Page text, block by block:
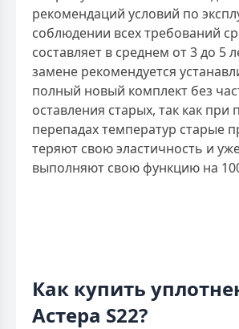
рекомендаций условий по
соблюдении всех требований
составляет в среднем от 3 до 5
замене рекомендуется
полный новый комплект без
оставления старых, так как при
перепадах температур старые
теряют свою эластичность и
выполняют свою функцию на
Как купить
Астера S22?